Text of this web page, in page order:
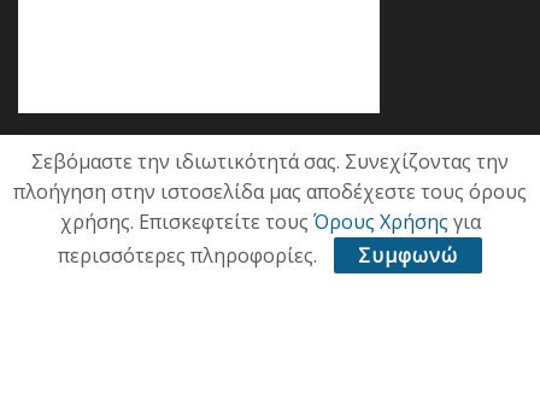
Κατηγορίες
ΕΠΙΚΑΙΡΟΤΗΤΑ
Σεβόμαστε την ιδιωτικότητά σας. Συνεχίζοντας την
πλοήγηση στην ιστοσελίδα μας αποδέχεστε τους όρους
χρήσης. Επισκεφτείτε τους Όρους Χρήσης για
περισσότερες πληροφορίες.
Συμφωνώ